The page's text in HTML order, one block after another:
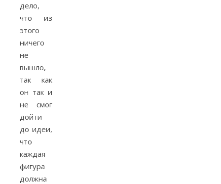
дело,
что из
этого
ничего
не
вышло,
так как
он так и
не смог
дойти
до идеи,
что
каждая
фигура
должна